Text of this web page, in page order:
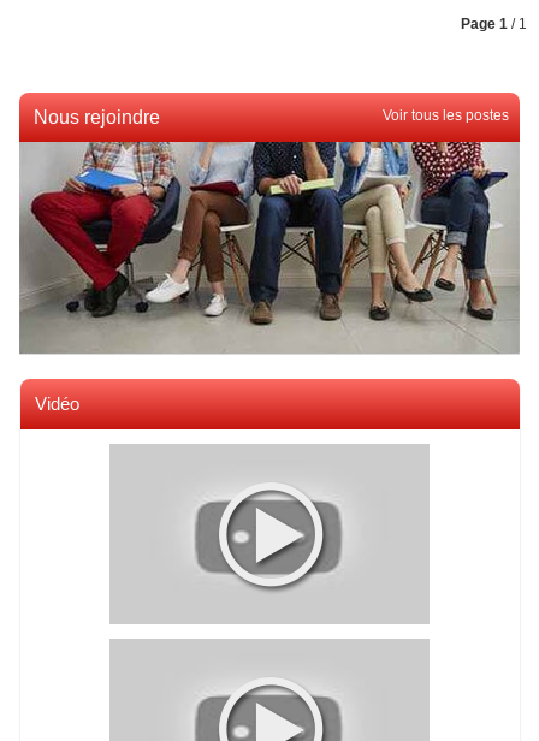
Page 1 / 1
Nous rejoindre Voir tous les postes
Vidéo